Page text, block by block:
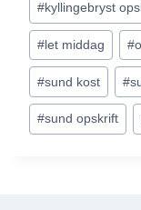
#kyllingebryst
# let middag #
#sund kost #
#sund opskrift